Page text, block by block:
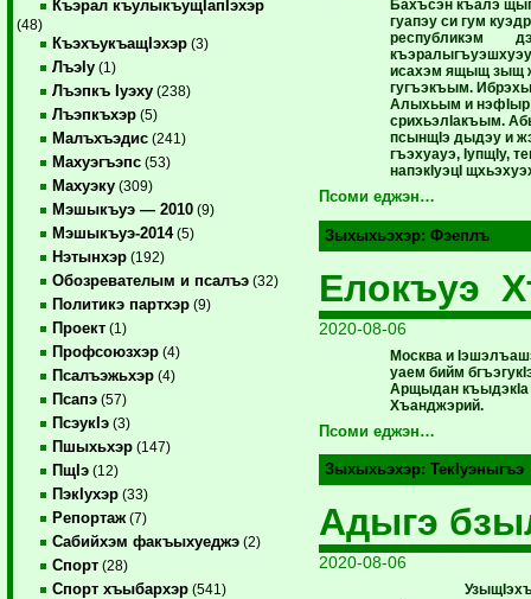
Къэрал къулыкъущIапIэхэр
(48)
КъэхъукъащIэхэр (3)
ЛъэIу (1)
Лъэпкъ Iуэху (238)
Лъэпкъхэр (5)
Малъхъэдис (241)
Махуэгъэпс (53)
Махуэку (309)
Мэшыкъуэ — 2010 (9)
Мэшыкъуэ-2014(5)
Нэтынхэр (192)
Обозревателым и псалъэ (32)
Политикэ партхэр (9)
Проект (1)
Профсоюзхэр (4)
Псалъэжьхэр (4)
Псапэ (57)
ПсэукIэ (3)
Пшыхьхэр (147)
ПщIэ (12)
ПэкIухэр (33)
Репортаж (7)
Сабийхэм факъыхуеджэ (2)
Спорт (28)
Спорт хъыбархэр (541)
Бахъсэн къалэ
гуапэу си гум
республикэм
исахэм ящыщ
гугъэкъым.
Алыхьым и нэфIыр
срихьэлIакъым.
псынщIэ дыдэу и
гъэхуауэ, IупщIу,
напэкIуэцI
Псоми еджэн…
Зыхыхьэхэр: Фэеплъ
Елокъуэ
2020-08-06
Москва и
уаем бийм
Арщыдан къыдэкIа
Хъанджэрий.
Псоми еджэн…
Зыхыхьэхэр: ТекIуэныгъэ
Адыгэ
2020-08-06